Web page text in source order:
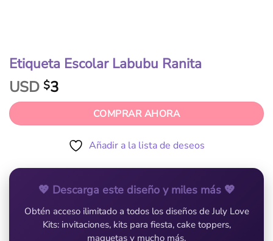
Etiqueta Escolar Labubu Ranita
USD $3
COMPRAR AHORA
Añadir a la lista de deseos
💖 Descarga este diseño y miles más 💖
Obtén acceso ilimitado a todos los diseños de July Love
Kits: invitaciones, kits para fiesta, cake toppers,
maquetas y mucho más.